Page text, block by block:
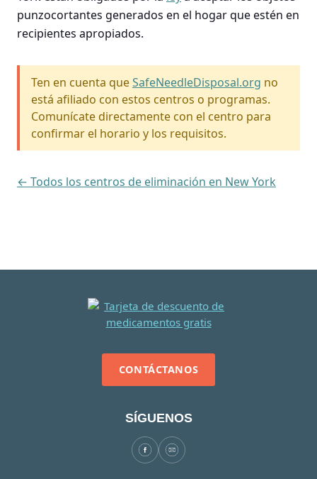
punzocortantes generados en el hogar que estén en
recipientes apropiados.
Ten en cuenta queSafeNeedleDisposal.org no
está afiliado con estos centros o programas.
Comunícate directamente con el centro para
confirmar el horario y los requisitos.
← Todos los centros de eliminación en New York
CONTÁCTANOS
SÍGUENOS